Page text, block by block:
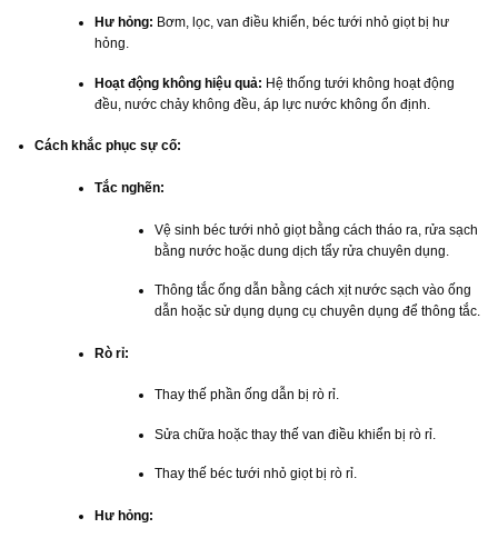
Hư hỏng: Bơm, lọc, van điều khiển, béc tưới nhỏ giọt bị hư
hỏng.
Hoạt động không hiệu quả: Hệ thống tưới không hoạt động
đều, nước chảy không đều, áp lực nước không ổn định.
Cách khắc phục sự cố:
Tắc nghẽn:
Vệ sinh béc tưới nhỏ giọt bằng cách tháo ra, rửa sạch
bằng nước hoặc dung dịch tẩy rửa chuyên dụng.
Thông tắc ống dẫn bằng cách xịt nước sạch vào ống
dẫn hoặc sử dụng dụng cụ chuyên dụng để thông tắc.
Rò rỉ:
Thay thế phần ống dẫn bị rò rỉ.
Sửa chữa hoặc thay thế van điều khiển bị rò rỉ.
Thay thế béc tưới nhỏ giọt bị rò rỉ.
Hư hỏng: